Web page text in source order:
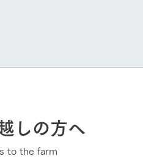
しの方へ
to the farm